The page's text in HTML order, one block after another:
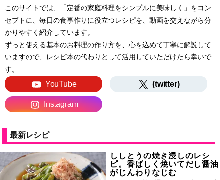
このサイトでは、「定番の家庭料理をシンプルに美味しく」をコン
セプトに、毎日の食事作りに役立つレシピを、動画を交えながら分
かりやすく紹介しています。
ずっと使える基本のお料理の作り方を、心を込めて丁寧に解説して
いますので、レシピ本の代わりとして活用していただけたら幸いで
す。
YouTube (twitter)
Instagram
最新レシピ
ししとうの焼き浸しのレシ
ピ。香ばしく焼いてだし醤油
がじんわりなじむ